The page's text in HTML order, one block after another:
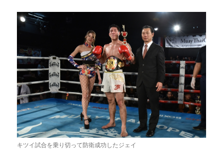
キツイ試合を乗り切って防衛成功したジェイ